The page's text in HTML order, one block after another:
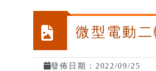
微型電動
發佈日期：2022/09/25